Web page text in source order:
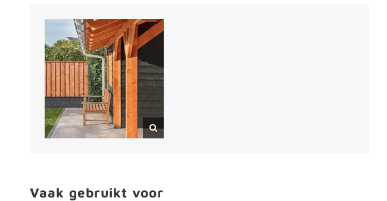
Vaak gebruikt voor